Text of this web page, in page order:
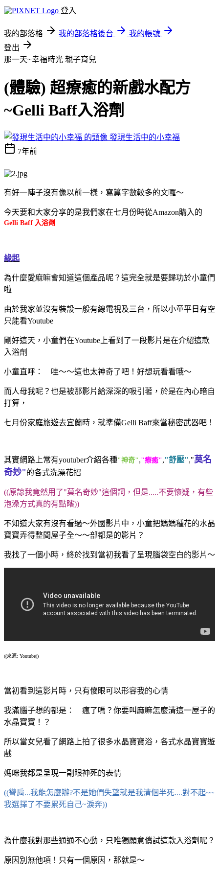
登入
我的部落格 我的部落格後台
我的帳號
登出
那一天~幸福時光 親子育兒
(體驗) 超療癒的新戲水配方
~Gelli Baff入浴劑
發現生活中的小幸福
7年前
有好一陣子沒有像以前一樣，寫篇字數較多的文囉～
今天要和大家分享的是我們家在七月份時從Amazon購入的
Gelli Baff 入浴劑
緣起
為什麼愛麻嘛會知道這個產品呢？這完全就是要歸功於小童們
啦
由於我家並沒有裝設一般有線電視及三台，所以小童平日有空
只能看Youtube
剛好這天，小童們在Youtube上看到了一段影片是在介紹這款
入浴劑
小童直呼： 哇～～這也太神奇了吧！好想玩看看哦～
而人母我呢？也是被那影片給深深的吸引著，於是在內心暗自
打算，
七月份家庭旅遊去宜蘭時，就準備Gelli Baff來當秘密武器吧！
其實網路上常有youtuber介紹各種"神奇","療癒","舒壓","莫名
奇妙"的各式洗澡花招
((原諒我竟然用了"莫名奇妙"這個詞，但是.....不要懷疑，有些
泡澡方式真的有點瞎))
不知道大家有沒有看過～外國影片中，小童把媽媽種花的水晶
寶寶弄得整間屋子全～～部都是的影片？
我找了一個小時，終於找到當初我看了呈現腦袋空白的影片～
((來源: Youtube))
當初看到這影片時，只有傻眼可以形容我的心情
我滿腦子想的都是：
瘋了嗎？你要叫麻嘛怎麼清這一屋子的
水晶寶寶！？
所以當女兒看了網路上拍了很多水晶寶寶浴，各式水晶寶寶遊
戲
媽咪我都是呈現一副眼神死的表情
((聳肩...我能怎麼辦?不是她們失望就是我清個半死....對不起~~
我選擇了不要累死自己~淚奔))
為什麼我對那些通通不心動，只唯獨願意償試這款入浴劑呢？
原因別無他項！只有一個原因，那就是～